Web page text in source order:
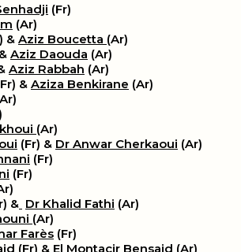
(Fr)
(Ar)
& Aziz Boucetta (Ar)
Aziz Daouda (Ar)
Aziz Rabbah (Ar)
& Aziza Benkirane (Ar)
(Ar)
(Fr) & Dr Anwar Cherkaoui (Ar)
(Fr)
(Fr)
& Dr Khalid Fathi (Ar)
(Ar)
Farès (Fr)
(Fr) & El Montacir Bensaid (Ar)